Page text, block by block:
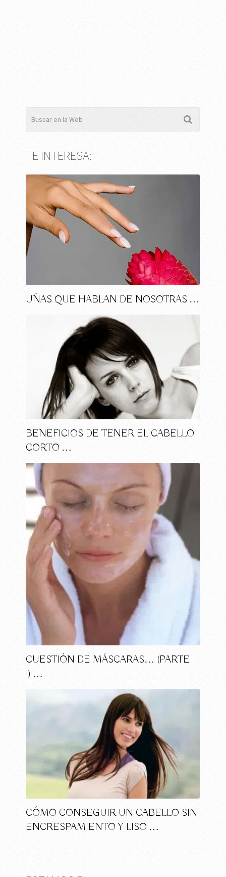
TE INTERESA:
UÑAS QUE HABLAN DE NOSOTRAS …
BENEFICIOS DE TENER EL CABELLO
CORTO …
CUESTIÓN DE MÁSCARAS… (PARTE
I) …
CÓMO CONSEGUIR UN CABELLO SIN
ENCRESPAMIENTO Y LISO …